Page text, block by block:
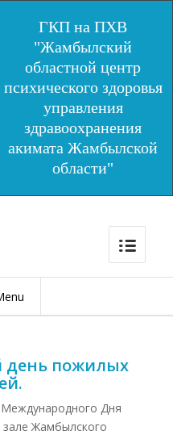
ГКП на ПХВ
"Жамбылский
областной центр
психического здоровья
управления
здравоохранения
акимата Жамбылской
области"
пожилых
Дня
Жамбылского